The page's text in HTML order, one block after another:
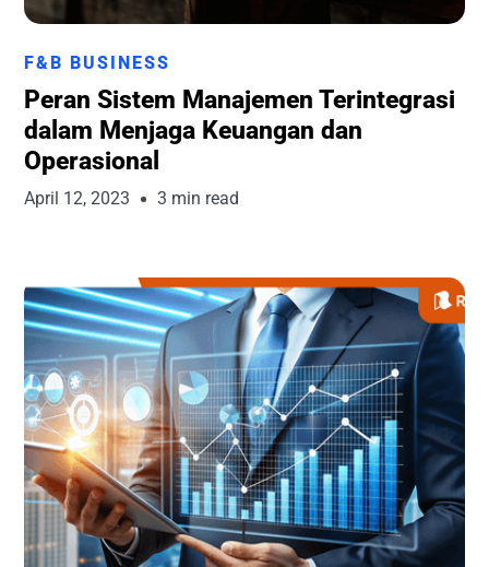
Runchise Team
F&B BUSINESS
Peran Sistem Manajemen Terintegrasi
dalam Menjaga Keuangan dan
Operasional
April 12, 2023 3 min read